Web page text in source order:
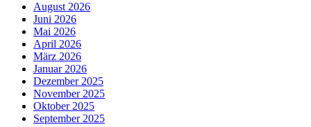
August 2026
Juni 2026
Mai 2026
April 2026
März 2026
Januar 2026
Dezember 2025
November 2025
Oktober 2025
September 2025